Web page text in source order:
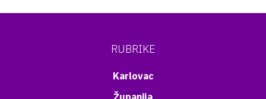
RUBRIKE
Karlovac
Županija